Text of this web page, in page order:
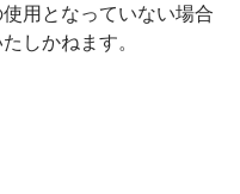
用となっていない場合
しかねます。
いますか？